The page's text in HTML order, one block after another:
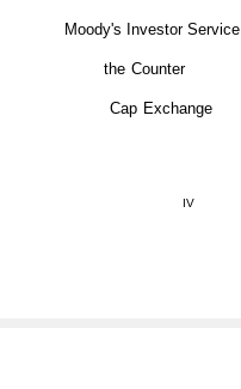
Moody's Investor Service
the Counter
Cap Exchange
IV